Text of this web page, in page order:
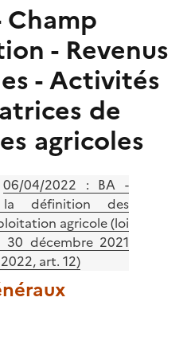
Champ
- Revenus
- Activités
de
agricoles
06/04/2022 : BA -
définition des
agricole (loi
30 décembre 2021
art. 12)